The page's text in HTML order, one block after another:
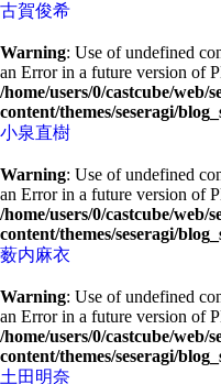
古賀俊希
Warning: Use of undefined
an Error in a future version of
/home/users/0/castcube/web/
content/themes/seseragi/
小泉直樹
Warning: Use of undefined
an Error in a future version of
/home/users/0/castcube/web/
content/themes/seseragi/
薮内麻衣
Warning: Use of undefined
an Error in a future version of
/home/users/0/castcube/web/
content/themes/seseragi/
土田明奈